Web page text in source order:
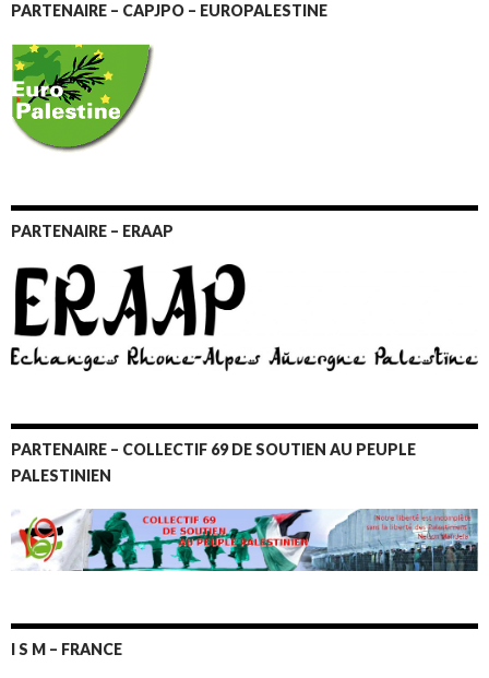
PARTENAIRE – CAPJPO – EUROPALESTINE
PARTENAIRE – ERAAP
PARTENAIRE – COLLECTIF 69 DE SOUTIEN AU PEUPLE
PALESTINIEN
I S M – FRANCE